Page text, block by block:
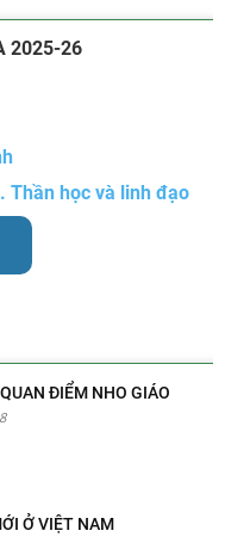
2025-26
Thần học và linh đạo
ĐIỂM NHO GIÁO
Ở VIỆT NAM